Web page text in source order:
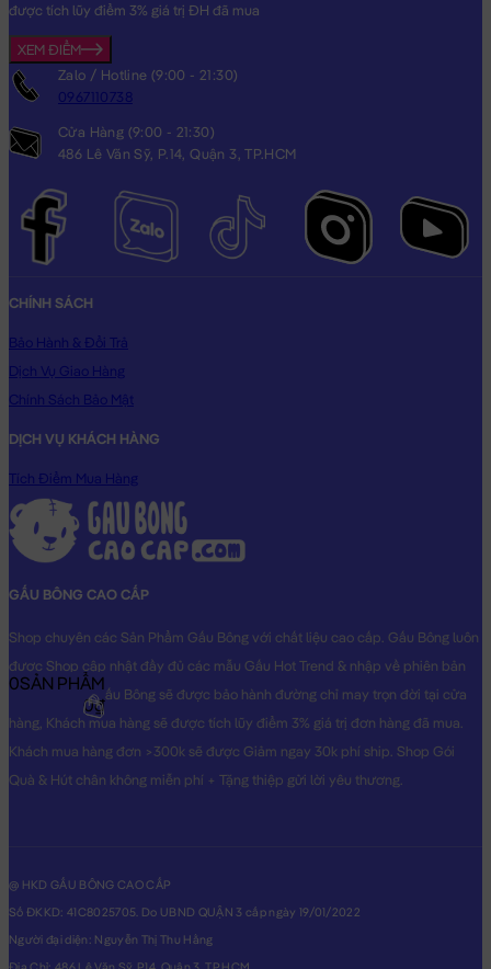
được tích lũy điểm 3% giá trị ĐH đã mua
XEM ĐIỂM
Zalo / Hotline (9:00 - 21:30)
0967110738
Cửa Hàng (9:00 - 21:30)
486 Lê Văn Sỹ, P.14, Quận 3, TP.HCM
CHÍNH SÁCH
Bảo Hành & Đổi Trả
Dịch Vụ Giao Hàng
Chính Sách Bảo Mật
DỊCH VỤ KHÁCH HÀNG
Tích Điểm Mua Hàng
GẤU BÔNG CAO CẤP
Shop chuyên các Sản Phẩm Gấu Bông với chất liệu cao cấp. Gấu Bông luôn
được Shop cập nhật đầy đủ các mẫu Gấu Hot Trend & nhập về phiên bản
Original nhất. Gấu Bông sẽ được bảo hành đường chỉ may trọn đời tại cửa
hàng, Khách mua hàng sẽ được tích lũy điểm 3% giá trị đơn hàng đã mua.
Khách mua hàng đơn >300k sẽ được Giảm ngay 30k phí ship. Shop Gói
Quà & Hút chân không miễn phí + Tặng thiệp gửi lời yêu thương.
@ HKD GẤU BÔNG CAO CẤP
Số ĐKKD: 41C8025705. Do UBND QUẬN 3 cấp ngày 19/01/2022
Người đại diện: Nguyễn Thị Thu Hằng
0SẢN PHẨM
0₫